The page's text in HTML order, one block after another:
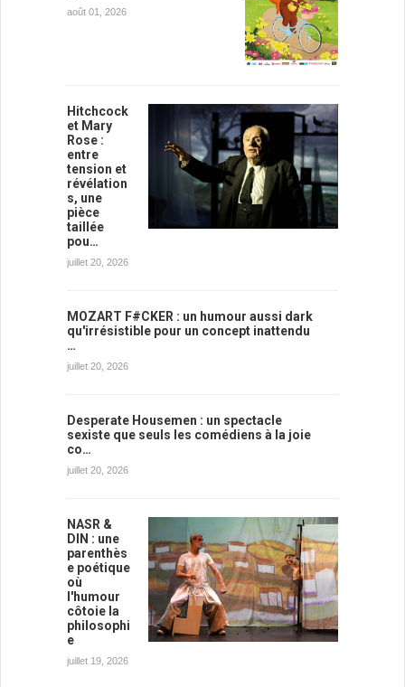
août 01, 2026
Hitchcock
et Mary
Rose :
entre
tension et
révélation
s, une
pièce
taillée
pou…
juillet 20, 2026
MOZART F#CKER : un humour aussi dark
qu'irrésistible pour un concept inattendu
…
juillet 20, 2026
Desperate Housemen : un spectacle
sexiste que seuls les comédiens à la joie
co…
juillet 20, 2026
NASR &
DIN : une
parenthès
e poétique
où
l'humour
côtoie la
philosophi
e
juillet 19, 2026